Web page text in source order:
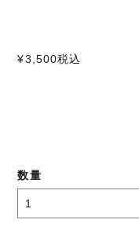
¥3,500税込
数量